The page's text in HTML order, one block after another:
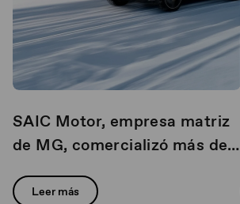
SAIC Motor, empresa matriz
de MG, comercializó más de 1
mundial durante el primer
Leer más